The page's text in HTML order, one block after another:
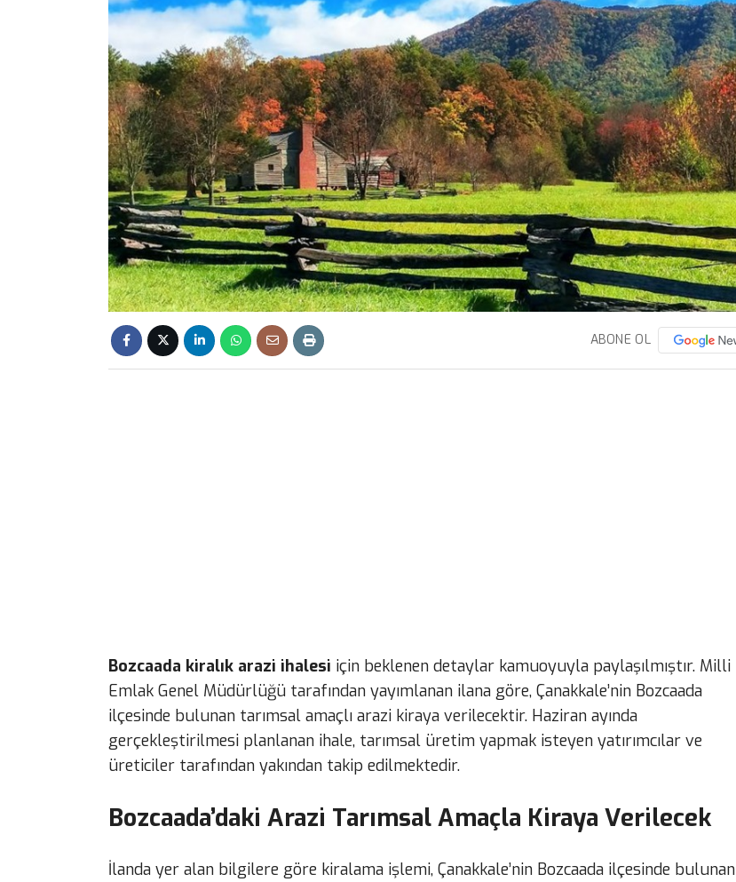
ABONE OL
Bozcaada kiralık arazi ihalesi için beklenen detaylar kamuoyuyla paylaşılmıştır. Milli
Emlak Genel Müdürlüğü tarafından yayımlanan ilana göre, Çanakkale’nin Bozcaada
ilçesinde bulunan tarımsal amaçlı arazi kiraya verilecektir. Haziran ayında
gerçekleştirilmesi planlanan ihale, tarımsal üretim yapmak isteyen yatırımcılar ve
üreticiler tarafından yakından takip edilmektedir.
Bozcaada’daki Arazi Tarımsal Amaçla Kiraya Verilecek
İlanda yer alan bilgilere göre kiralama işlemi, Çanakkale’nin Bozcaada ilçesinde bulunan